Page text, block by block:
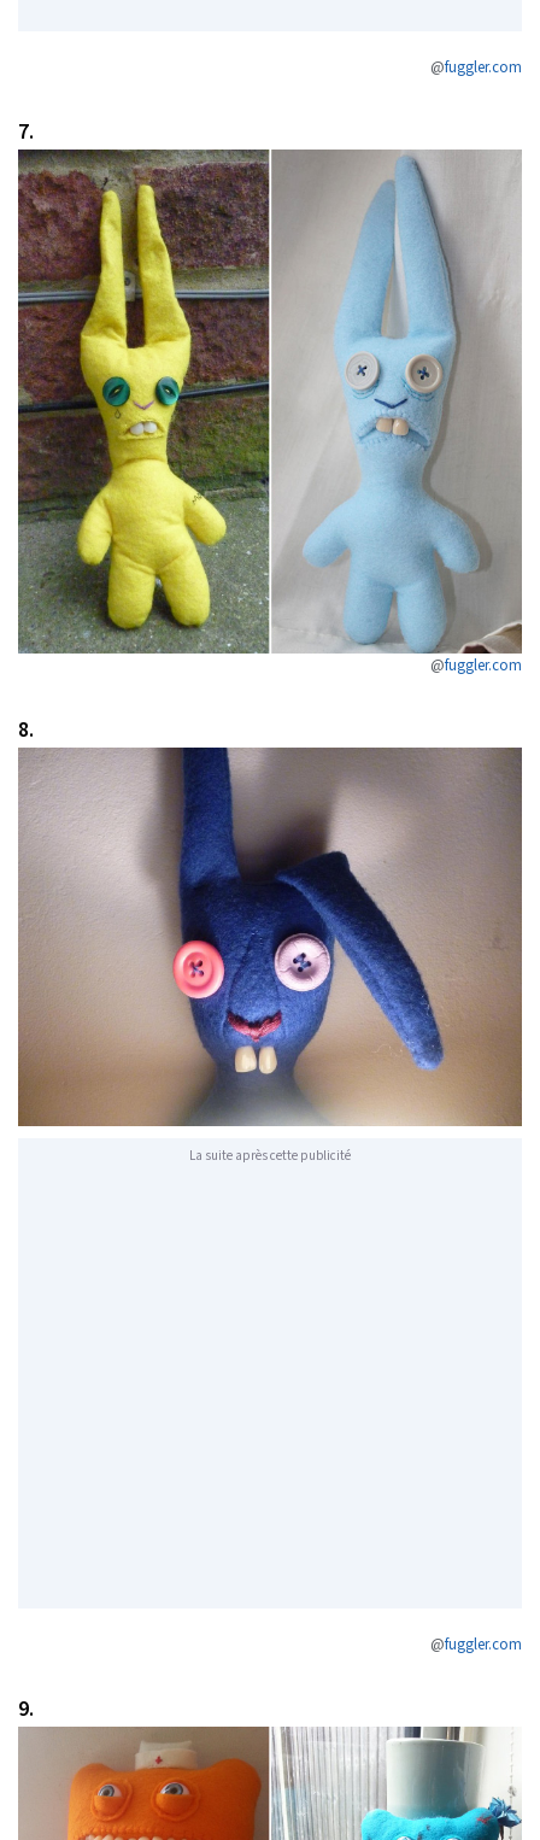
@fuggler.com
7.
@fuggler.com
8.
La suite après cette publicité
@fuggler.com
9.